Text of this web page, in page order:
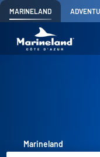
MARINELAND
Marineland